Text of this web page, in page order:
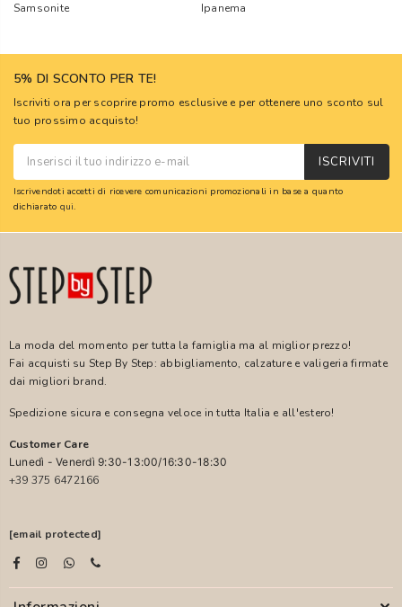
Samsonite
Ipanema
5% DI SCONTO PER TE!
Iscriviti ora per scoprire promo esclusive e per ottenere uno sconto sul
tuo prossimo acquisto!
ISCRIVITI
Iscrivendoti accetti di ricevere comunicazioni promozionali in base a quanto
dichiarato qui.
La moda del momento per tutta la famiglia ma al miglior prezzo!
Fai acquisti su Step By Step: abbigliamento, calzature e valigeria firmate
dai migliori brand.
Spedizione sicura e consegna veloce in tutta Italia e all'estero!
Customer Care
Lunedì - Venerdì 9:30-13:00/16:30-18:30
+39 375 6472166
[email protected]